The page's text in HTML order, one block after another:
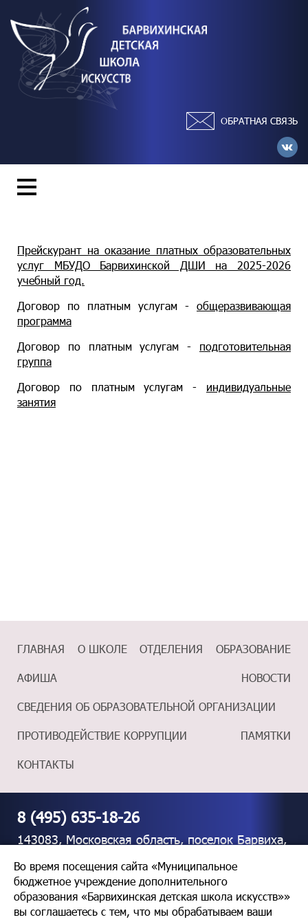
ОБРАТНАЯ СВЯЗЬ
Прейскурант на оказание платных образовательных
услуг МБУДО Барвихинской ДШИ на 2025-2026
учебный год.
Договор по платным услугам - общеразвивающая
программа
Договор по платным услугам - подготовительная
группа
Договор по платным услугам - индивидуальные
занятия
ГЛАВНАЯ О ШКОЛЕ ОТДЕЛЕНИЯ
ОБРАЗОВАНИЕ
АФИША
НОВОСТИ
СВЕДЕНИЯ ОБ ОБРАЗОВАТЕЛЬНОЙ ОРГАНИЗАЦИИ
ПРОТИВОДЕЙСТВИЕ КОРРУПЦИИ
ПАМЯТКИ
КОНТАКТЫ
8 (495) 635-18-26
143083, Московская область, поселок Барвиха,
mazurka46@mail.ru
Во время посещения сайта «Муниципальное
бюджетное учреждение дополнительного
образования «Барвихинская детская школа искусств»»
вы соглашаетесь с тем, что мы обрабатываем ваши